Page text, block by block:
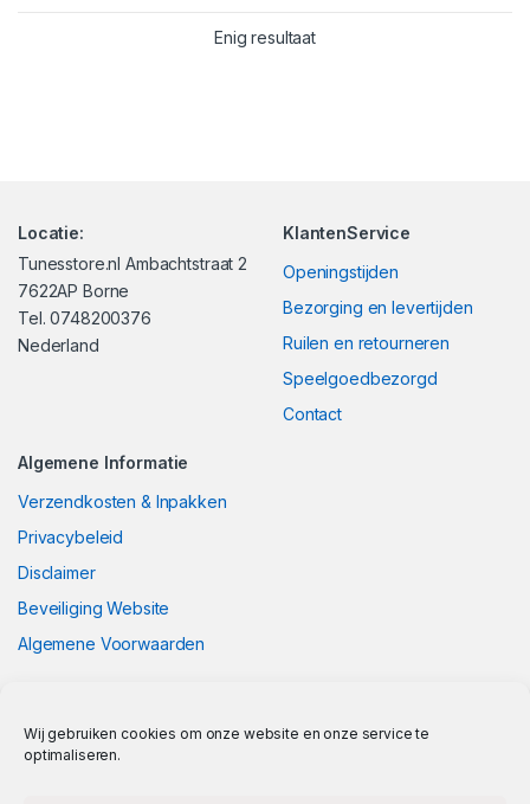
Wij gebruiken cookies om onze website en onze service te
optimaliseren.
Enig resultaat
Locatie:
Tunesstore.nl Ambachtstraat 2
7622AP Borne
Tel. 0748200376
Nederland
KlantenService
Openingstijden
Bezorging en levertijden
Ruilen en retourneren
Speelgoedbezorgd
Contact
Algemene Informatie
Verzendkosten & Inpakken
Privacybeleid
Disclaimer
Beveiliging Website
Algemene Voorwaarden